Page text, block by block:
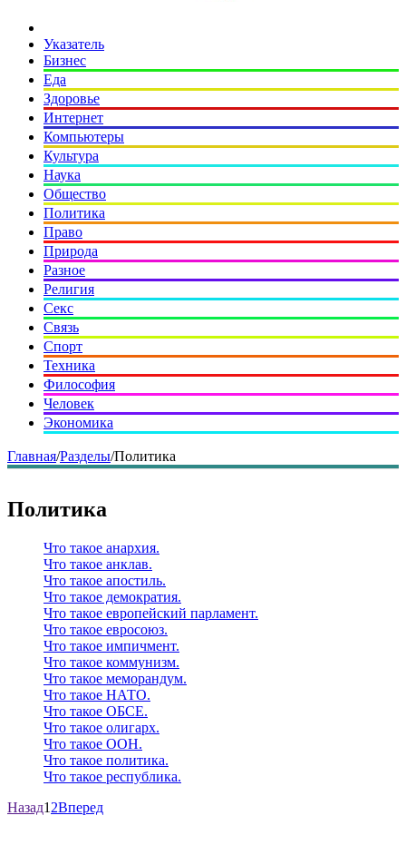
Указатель
Бизнес
Еда
Здоровье
Интернет
Компьютеры
Культура
Наука
Общество
Политика
Право
Природа
Разное
Религия
Секс
Связь
Спорт
Техника
Философия
Человек
Экономика
Главная/Разделы/Политика
Политика
Что такое анархия.
Что такое анклав.
Что такое апостиль.
Что такое демократия.
Что такое европейский парламент.
Что такое евросоюз.
Что такое импичмент.
Что такое коммунизм.
Что такое меморандум.
Что такое НАТО.
Что такое ОБСЕ.
Что такое олигарх.
Что такое ООН.
Что такое политика.
Что такое республика.
Назад1 2Вперед